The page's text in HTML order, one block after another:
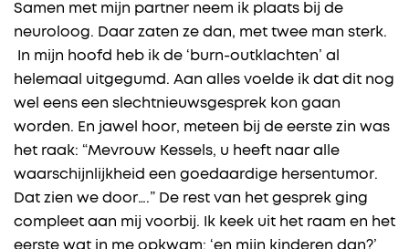
Samen met mijn partner neem ik plaats bij de
neuroloog. Daar zaten ze dan, met twee man sterk.
In mijn hoofd heb ik de ‘burn-outklachten’ al
helemaal uitgegumd. Aan alles voelde ik dat dit nog
wel eens een slechtnieuwsgesprek kon gaan
worden. En jawel hoor, meteen bij de eerste zin was
het raak: “Mevrouw Kessels, u heeft naar alle
waarschijnlijkheid een goedaardige hersentumor.
Dat zien we door….” De rest van het gesprek ging
compleet aan mij voorbij. Ik keek uit het raam en het
eerste wat in me opkwam: ‘en mijn kinderen dan?’